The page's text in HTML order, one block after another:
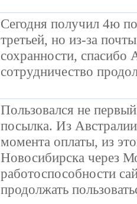
Сегодня получил 4ю
третьей, но из-за
сохранности,
сотрудничество
Пользовался не
посылка. Из
момента оплаты, из
Новосибирска через
работоспособности
продолжать